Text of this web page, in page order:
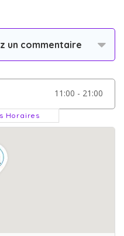
un commentaire
11:00 - 21:00
Horaires